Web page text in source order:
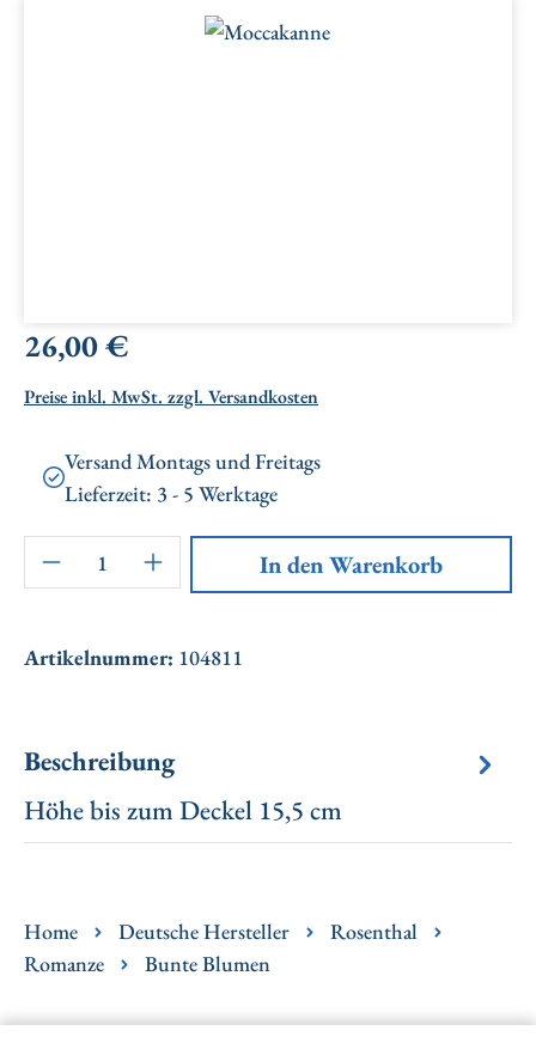
Bildergalerie überspringen
Regulärer Preis:
26,00 €
Preise inkl. MwSt. zzgl. Versandkosten
Versand Montags und Freitags
Lieferzeit: 3 - 5 Werktage
Artikel Anzahl: Gib den gewünschten
In den Warenkorb
Artikelnummer: 104811
Beschreibung
Höhe bis zum Deckel 15,5 cm
Home Deutsche Hersteller
Rosenthal
Romanze
Bunte Blumen